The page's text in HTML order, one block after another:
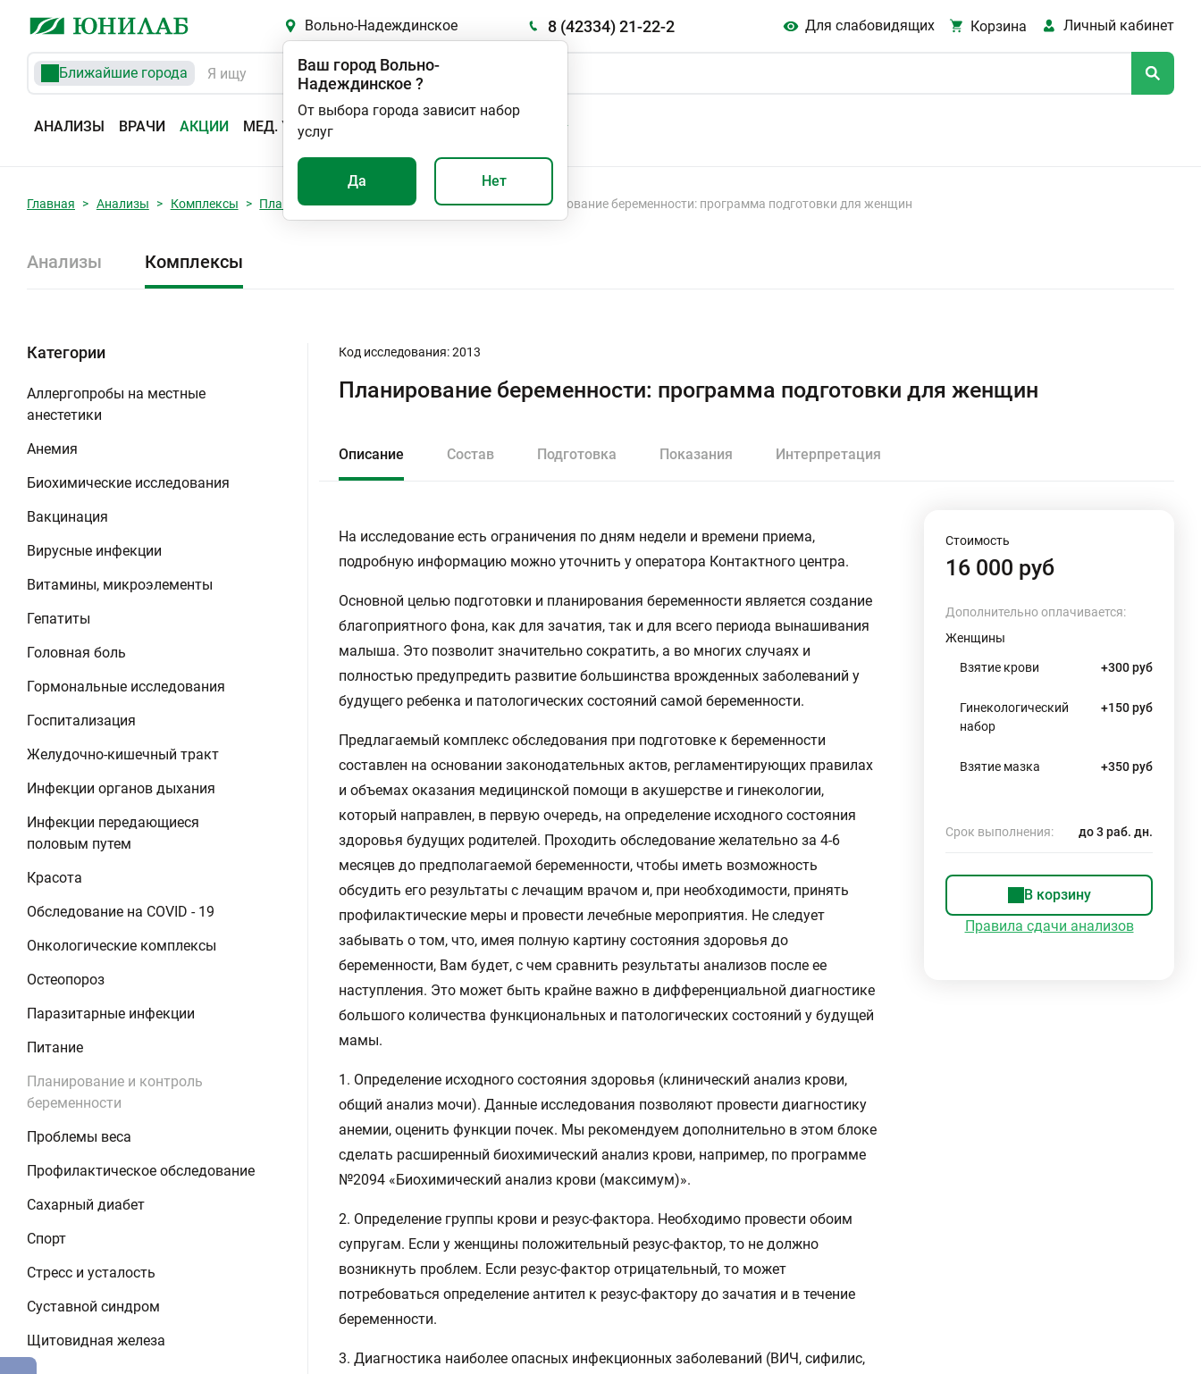
Вольно-Надеждинское 8 (42334) 21-22-2 Для слабовидящих Корзина Личный кабинет
Ближайшие города
АНАЛИЗЫ ВРАЧИ АКЦИИ МЕД. УСЛУГИ
Ваш город Вольно-
Надеждинское ?
От выбора города зависит набор
услуг
Да Нет
Главная Анализы Комплексы Планирование и контроль беременности Планирование беременности: программа подготовки для женщин
Анализы Комплексы
Категории
Аллергопробы на местные
анестетики
Анемия
Биохимические исследования
Вакцинация
Вирусные инфекции
Витамины, микроэлементы
Гепатиты
Головная боль
Гормональные исследования
Госпитализация
Желудочно-кишечный тракт
Инфекции органов дыхания
Инфекции передающиеся
половым путем
Красота
Обследование на COVID - 19
Онкологические комплексы
Остеопороз
Паразитарные инфекции
Питание
Планирование и контроль
беременности
Проблемы веса
Профилактическое обследование
Сахарный диабет
Спорт
Стресс и усталость
Суставной синдром
Щитовидная железа
Код исследования: 2013
Планирование беременности: программа подготовки для женщин
Описание Состав Подготовка Показания Интерпретация
На исследование есть ограничения по дням недели и времени приема,
подробную информацию можно уточнить у оператора Контактного центра.
Основной целью подготовки и планирования беременности является создание
благоприятного фона, как для зачатия, так и для всего периода вынашивания
малыша. Это позволит значительно сократить, а во многих случаях и
полностью предупредить развитие большинства врожденных заболеваний у
будущего ребенка и патологических состояний самой беременности.
Предлагаемый комплекс обследования при подготовке к беременности
составлен на основании законодательных актов, регламентирующих правилах
и объемах оказания медицинской помощи в акушерстве и гинекологии,
который направлен, в первую очередь, на определение исходного состояния
здоровья будущих родителей. Проходить обследование желательно за 4-6
месяцев до предполагаемой беременности, чтобы иметь возможность
обсудить его результаты с лечащим врачом и, при необходимости, принять
профилактические меры и провести лечебные мероприятия. Не следует
забывать о том, что, имея полную картину состояния здоровья до
беременности, Вам будет, с чем сравнить результаты анализов после ее
наступления. Это может быть крайне важно в дифференциальной диагностике
большого количества функциональных и патологических состояний у будущей
мамы.
1. Определение исходного состояния здоровья (клинический анализ крови,
общий анализ мочи). Данные исследования позволяют провести диагностику
анемии, оценить функции почек. Мы рекомендуем дополнительно в этом блоке
сделать расширенный биохимический анализ крови, например, по программе
№2094 «Биохимический анализ крови (максимум)».
2. Определение группы крови и резус-фактора. Необходимо провести обоим
супругам. Если у женщины положительный резус-фактор, то не должно
возникнуть проблем. Если резус-фактор отрицательный, то может
потребоваться определение антител к резус-фактору до зачатия и в течение
беременности.
3. Диагностика наиболее опасных инфекционных заболеваний (ВИЧ, сифилис,
Стоимость
16 000 руб
Дополнительно оплачивается:
Женщины
Взятие крови +300 руб
Гинекологический
набор
+150 руб
Взятие мазка +350 руб
Срок выполнения: до 3 раб. дн.
В корзину
Правила сдачи анализов